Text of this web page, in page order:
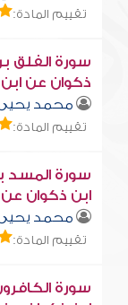
تقييم المادة:
سورة الفلق
ذكوان عن ابن
محمد
تقييم المادة:
سورة المسد
ابن ذكوان عن
محمد
تقييم المادة:
سورة